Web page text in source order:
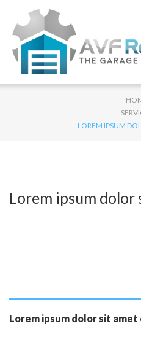
LOREM IPSUM
Lorem ipsum dolor
Lorem ipsum dolor sit